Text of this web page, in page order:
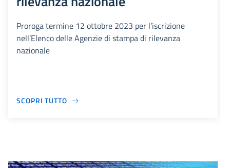
Proroga termine 12 ottobre 2023 per l’iscrizione
nell’Elenco delle Agenzie di stampa di rilevanza
nazionale
SCOPRI TUTTO